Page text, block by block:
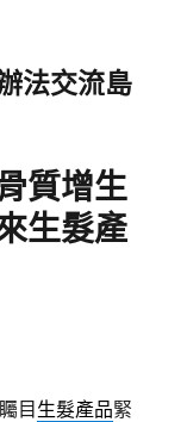
法交流島
質增生
生髮產
目生髮產品緊